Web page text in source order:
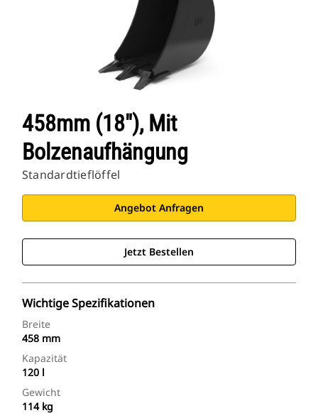
458mm (18″), Mit
Bolzenaufhängung
Standardtieflöffel
Angebot Anfragen
Jetzt Bestellen
Wichtige Spezifikationen
Breite
458 mm
Kapazität
120 l
Gewicht
114 kg